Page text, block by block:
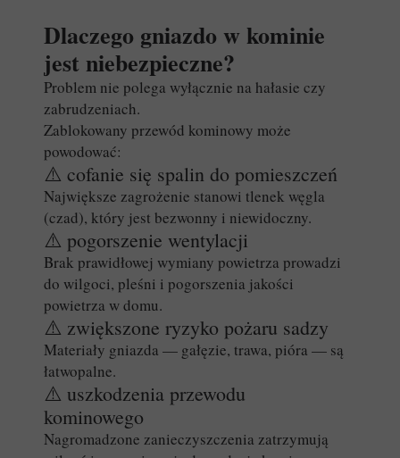
Dlaczego gniazdo w kominie
jest niebezpieczne?
Problem nie polega wyłącznie na hałasie czy
zabrudzeniach.
Zablokowany przewód kominowy może
powodować:
⚠️ cofanie się spalin do pomieszczeń
Największe zagrożenie stanowi tlenek węgla
(czad), który jest bezwonny i niewidoczny.
⚠️ pogorszenie wentylacji
Brak prawidłowej wymiany powietrza prowadzi
do wilgoci, pleśni i pogorszenia jakości
powietrza w domu.
⚠️ zwiększone ryzyko pożaru sadzy
Materiały gniazda — gałęzie, trawa, pióra — są
łatwopalne.
⚠️ uszkodzenia przewodu
kominowego
Nagromadzone zanieczyszczenia zatrzymują